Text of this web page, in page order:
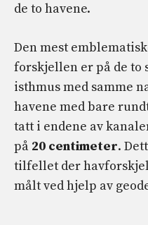
de to havene.
Den mest
forskjellen er på de to
isthmus med samme
havene med bare
tatt i endene av
på 20 centimeter.
tilfellet der
målt ved hjelp av